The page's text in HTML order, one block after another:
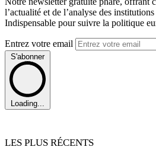
l’actualité et de l’analyse des
Indispensable pour suivre la politique
Entrez votre email
S'abonner
Loading...
LES PLUS RÉCENTS